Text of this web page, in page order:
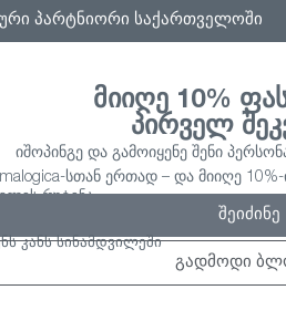
მიიღე 10%
პირველ
იშოპინგე და გამოიყენე შენი
სთან ერთად – და მიიღე
რუტინა
შეიძინე
კანს სინამდვილეში
გადმოდი
პარტნიორი საქართველოში